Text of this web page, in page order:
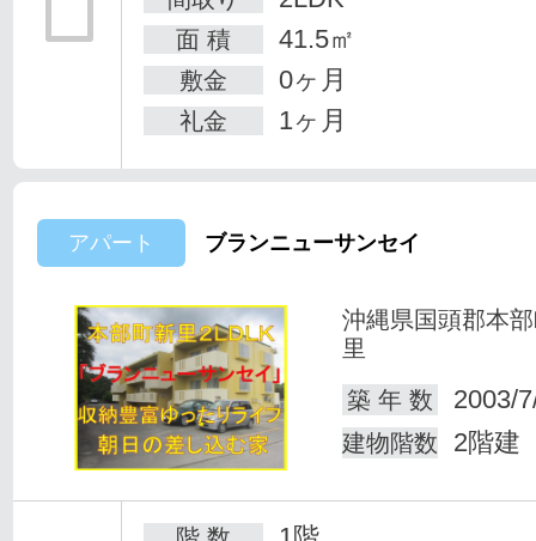
面 積 41.5㎡
敷金 0ヶ月
礼金 1ヶ月
アパート ブランニューサンセイ
沖縄県国頭郡本
里
築 年 数
2003/
建物階数 2階建